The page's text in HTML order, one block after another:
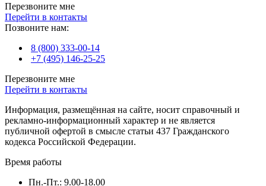
Перезвоните мне
Перейти в контакты
Позвоните нам:
8 (800) 333-00-14
+7 (495) 146-25-25
Перезвоните мне
Перейти в контакты
Информация, размещённая на сайте, носит справочный и
рекламно-информационный характер и не является
публичной офертой в смысле статьи 437 Гражданского
кодекса Российской Федерации.
Время работы
Пн.-Пт.: 9.00-18.00